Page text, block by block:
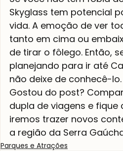
Skyglass tem potencial
vida. A emoção de ver
tanto em cima ou
de tirar o fôlego. Então,
planejando para ir até
não deixe de conhecê-lo.
Gostou do post?
dupla de viagens e fique
iremos trazer novos
a região da Serra
Parques e Atrações